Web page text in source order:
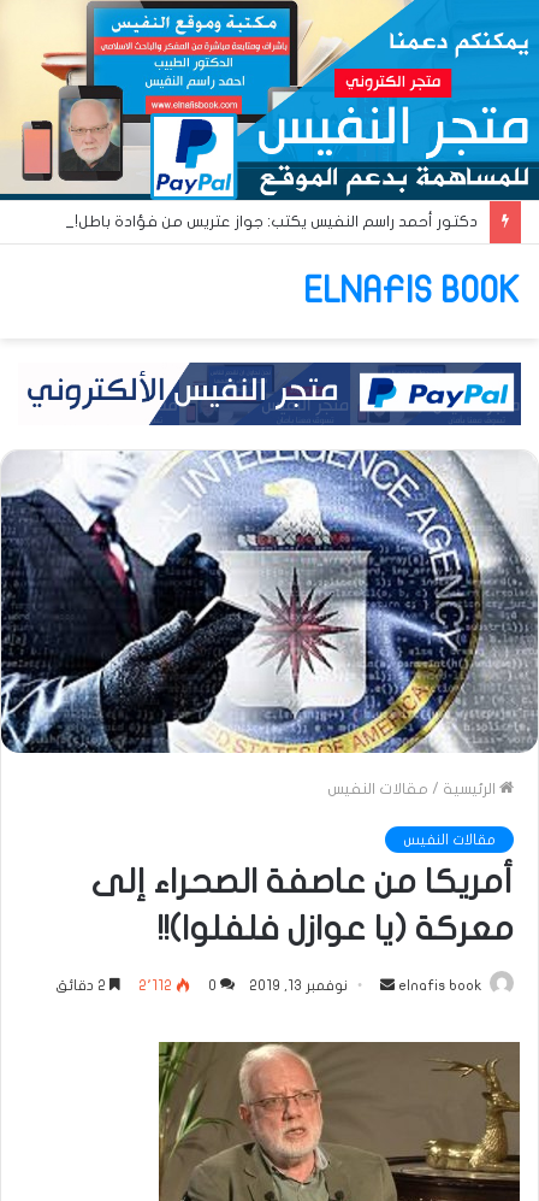
ELNAFIS BOOK
الرئيسية / مقالات النفيس
مقالات النفيس
أمريكا من عاصفة الصحراء إلى
معركة (يا عوازل فلفلوا)!!
elnafis book
أرسل
إلكترونيا
نوفمبر 13, 2019 0 2٬112